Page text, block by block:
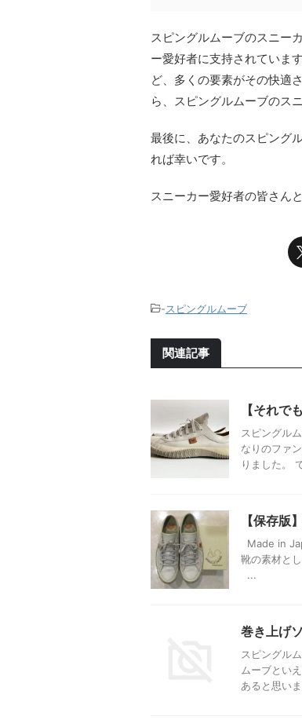
スピングルムーブのスニー
ー愛好者に支持されていま
ど、多くの要素がその快適
ら、スピングルムーブのス
最後に、あなたのスピング
れば幸いです。
スニーカー愛好者の皆さん
-スピングルムーブ
関連記事
【それで
スピングル
なりのファ
りました。
【保存版
Made in
靴の素材と
...
巻き上げ
スピングル
ムーブとい
あると思い